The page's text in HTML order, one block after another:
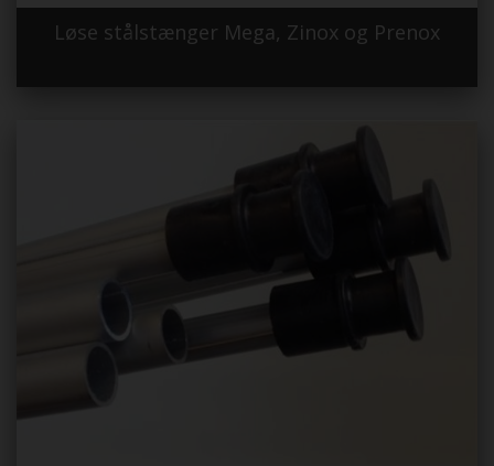
Løse stålstænger Mega, Zinox og Prenox